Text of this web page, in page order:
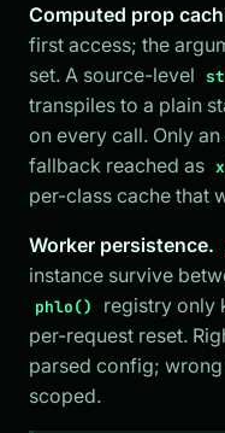
Computed prop
first access; the
set. A source-level
transpiles to a plain
on every call. Only
fallback reached as
per-class cache that
Worker persistence.
instance survive
phlo() registry only
per-request reset.
parsed config;
scoped.